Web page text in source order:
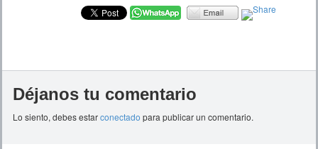
Déjanos tu comentario
Lo siento, debes estarconectado para publicar un comentario.